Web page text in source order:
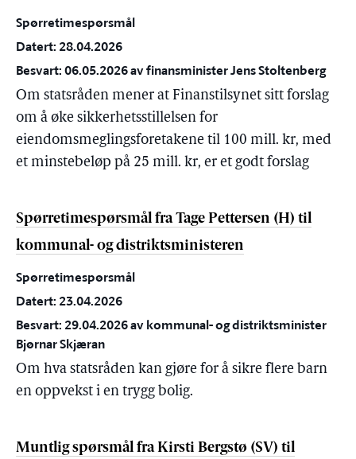
Spørretimespørsmål
Datert: 28.04.2026
Besvart: 06.05.2026 av finansminister Jens Stoltenberg
Om statsråden mener at Finanstilsynet sitt forslag
om å øke sikkerhetsstillelsen for
eiendomsmeglingsforetakene til 100 mill. kr, med
et minstebeløp på 25 mill. kr, er et godt forslag
Spørretimespørsmål fra Tage Pettersen (H) til
kommunal- og distriktsministeren
Spørretimespørsmål
Datert: 23.04.2026
Besvart: 29.04.2026 av kommunal- og distriktsminister
Bjørnar Skjæran
Om hva statsråden kan gjøre for å sikre flere barn
en oppvekst i en trygg bolig.
Muntlig spørsmål fra Kirsti Bergstø (SV) til